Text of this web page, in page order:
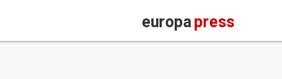
europapress